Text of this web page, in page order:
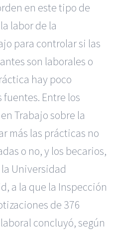
en este tipo de
labor de la
para controlar si las
son laborales o
hay poco
fuentes. Entre los
Trabajo sobre la
más las prácticas no
o no, y los becarios,
Universidad
a la que la Inspección
de 376
concluyó, según